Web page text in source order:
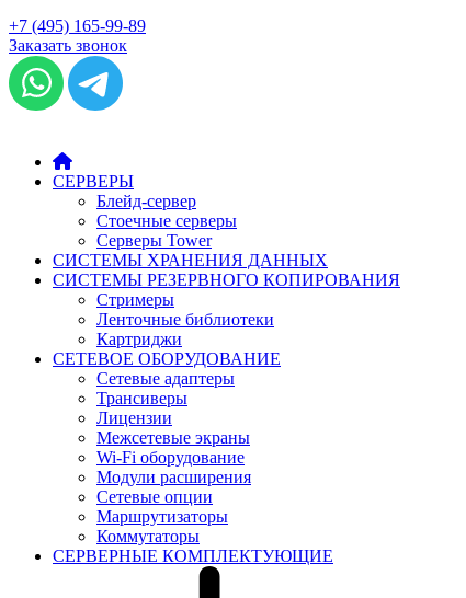
+7 (495) 165-99-89
Заказать звонок
СЕРВЕРЫ
Блейд-сервер
Стоечные серверы
Серверы Tower
СИСТЕМЫ ХРАНЕНИЯ ДАННЫХ
СИСТЕМЫ РЕЗЕРВНОГО КОПИРОВАНИЯ
Стримеры
Ленточные библиотеки
Картриджи
СЕТЕВОЕ ОБОРУДОВАНИЕ
Сетевые адаптеры
Трансиверы
Лицензии
Межсетевые экраны
Wi-Fi оборудование
Модули расширения
Сетевые опции
Маршрутизаторы
Коммутаторы
СЕРВЕРНЫЕ КОМПЛЕКТУЮЩИЕ